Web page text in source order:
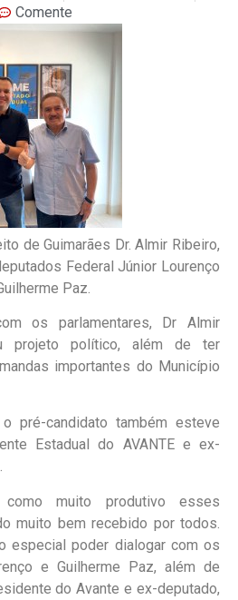
Comente
de Guimarães Dr. Almir Ribeiro,
Federal Júnior Lourenço
Paz.
os parlamentares, Dr Almir
projeto político, além de ter
importantes do Município
pré-candidato também esteve
Estadual do AVANTE e ex-
muito produtivo esses
muito bem recebido por todos.
especial poder dialogar com os
e Guilherme Paz, além de
do Avante e ex-deputado,